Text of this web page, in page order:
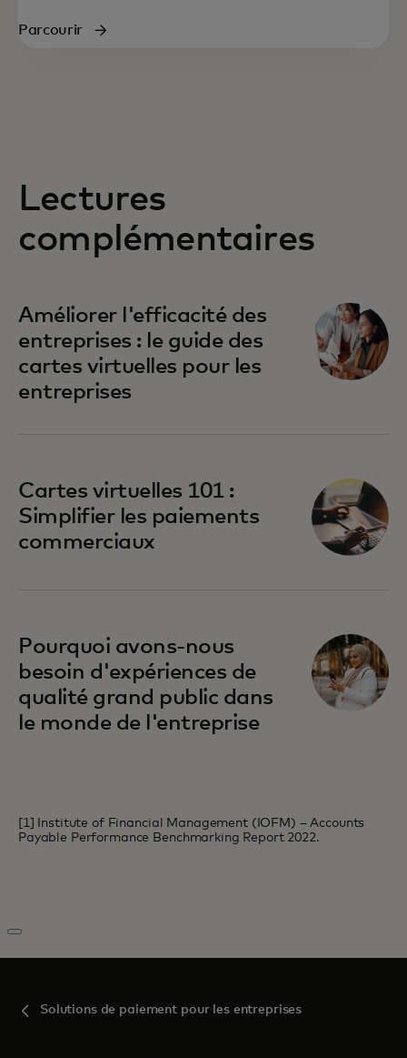
Parcourir
Lectures
complémentaires
Améliorer l'efficacité des
entreprises : le guide des
cartes virtuelles pour les
entreprises
Cartes virtuelles 101 :
Simplifier les paiements
commerciaux
Pourquoi avons-nous
besoin d'expériences de
qualité grand public dans
le monde de l'entreprise
[1] Institute of Financial Management (IOFM) – Accounts
Payable Performance Benchmarking Report 2022.
Solutions de paiement pour les entreprises